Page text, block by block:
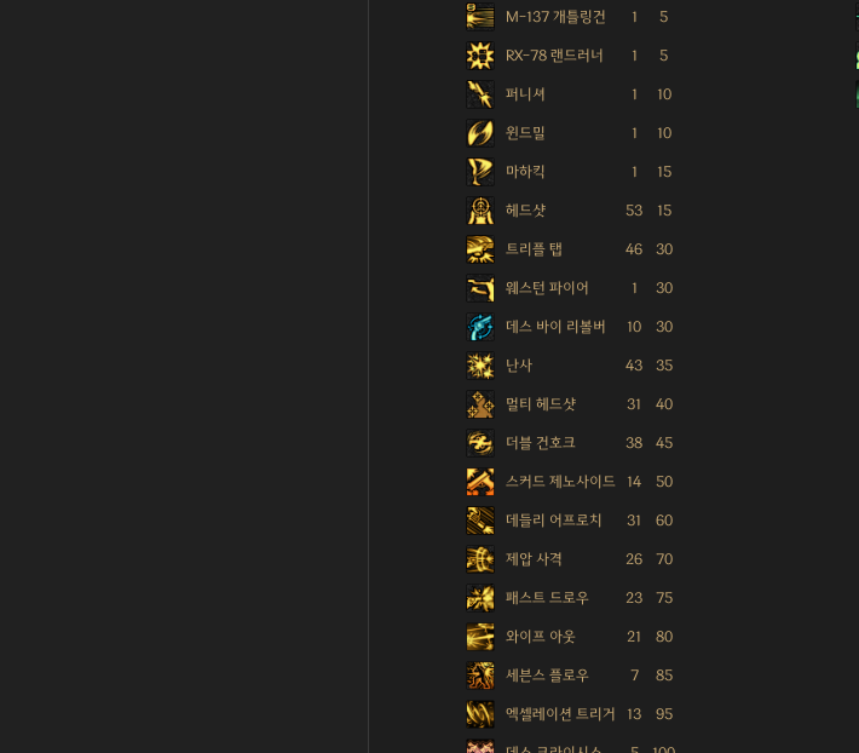
M-137 개틀링건 1 5
RX-78 랜드러너 1 5
퍼니셔 1 10
윈드밀 1 10
마하킥 1 15
헤드샷 53 15
트리플 탭 46 30
웨스턴 파이어 1 30
데스 바이 리볼버 10 30
난사 43 35
멀티 헤드샷 31 40
더블 건호크 38 45
스커드 제노사이드 14 50
데들리 어프로치 31 60
제압 사격 26 70
패스트 드로우 23 75
와이프 아웃 21 80
세븐스 플로우 7 85
엑셀레이션 트리거 13 95